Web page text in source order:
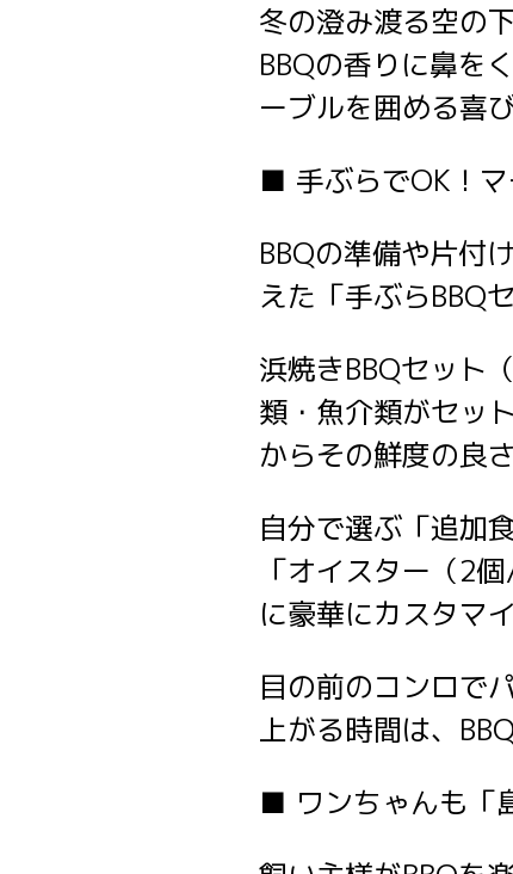
冬の澄み渡る空の
BBQの香りに鼻を
ーブルを囲める喜
■ 手ぶらでOK！マ
BBQの準備や片付
えた「手ぶらBBQ
浜焼きBBQセット
類・魚介類がセッ
からその鮮度の良
自分で選ぶ「追加
「オイスター（2
に豪華にカスタマ
目の前のコンロで
上がる時間は、
■ ワンちゃんも「